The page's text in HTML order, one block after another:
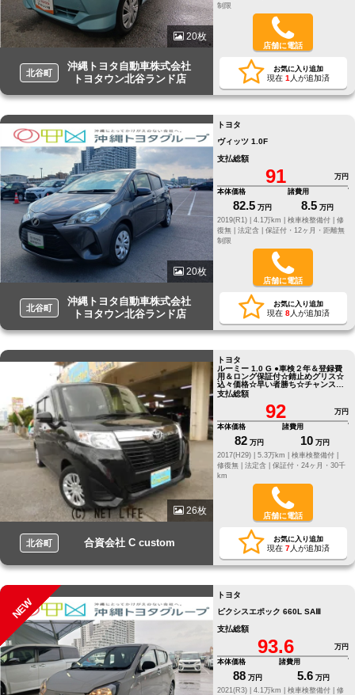
20枚
北谷町
沖縄トヨタ自動車株式会社
トヨタウン北谷ランド店
制限
店舗に電話
お気に入り追加
現在 1 人が追加済
20枚
北谷町
沖縄トヨタ自動車株式会社
トヨタウン北谷ランド店
トヨタ
ヴィッツ 1.0F
支払総額
91
万円
本体価格
82.5 万円
諸費用
8.5 万円
2019(R1) |
4.1万km | 検車検整備付 | 修
復無 | 法定含 | 保証付・12ヶ月・距離無
制限
店舗に電話
お気に入り追加
現在 8人が追加済
26枚
北谷町 合資会社 C custom
トヨタ
ルーミー 1.0 G ●車検２年＆登録費
用＆ロング保証付☆錆止めグリス☆
込々価格☆早い者勝ち☆チャンス☆
大チャンス
支払総額
92
万円
本体価格
82 万円
諸費用
10 万円
2017(H29) |
5.3万km |
検車検整備付 |
修復無 | 法定含 | 保証付・24ヶ月・30千
km
店舗に電話
お気に入り追加
現在 7人が追加済
NEW
トヨタ
ピクシスエポック 660L SAⅢ
支払総額
93.6
万円
本体価格
88 万円
諸費用
5.6 万円
2021(R3) |
4.1万km | 検車検整備付 | 修